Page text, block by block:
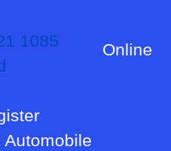
Online